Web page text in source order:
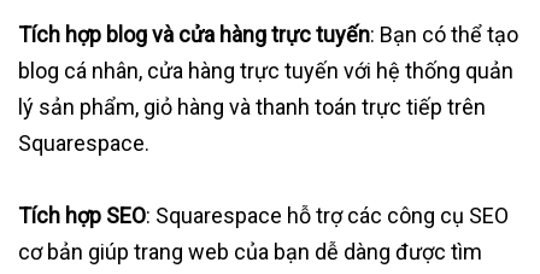
Tích hợp blog và cửa hàng trực tuyến: Bạn có thể tạo
blog cá nhân, cửa hàng trực tuyến với hệ thống quản
lý sản phẩm, giỏ hàng và thanh toán trực tiếp trên
Squarespace.
Tích hợp SEO: Squarespace hỗ trợ các công cụ SEO
cơ bản giúp trang web của bạn dễ dàng được tìm